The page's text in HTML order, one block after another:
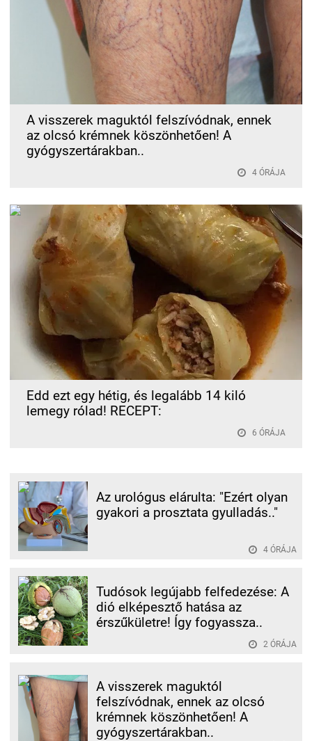
A visszerek maguktól felszívódnak, ennek
az olcsó krémnek köszönhetően! A
gyógyszertárakban..
4 ÓRÁJA
Edd ezt egy hétig, és legalább 14 kiló
lemegy rólad! RECEPT:
6 ÓRÁJA
Az urológus elárulta: "Ezért olyan
gyakori a prosztata gyulladás.."
4 ÓRÁJA
Tudósok legújabb felfedezése: A
dió elképesztő hatása az
érszűkületre! Így fogyassza..
2 ÓRÁJA
A visszerek maguktól
felszívódnak, ennek az olcsó
krémnek köszönhetően! A
gyógyszertárakban..